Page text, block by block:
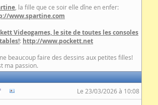
, la fille que ce soir elle dîne en enfer:
www.spartine.com
Videogames, le site de toutes les consoles
: http://www.pockett.net
beaucoup faire des dessins aux petites filles!
ma passion.
Le 23/03/2026 à 10:08